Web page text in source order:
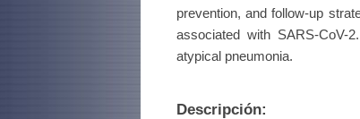
prevention, and follow-up
associated with SARS-CoV-
atypical pneumonia.
Descripción: